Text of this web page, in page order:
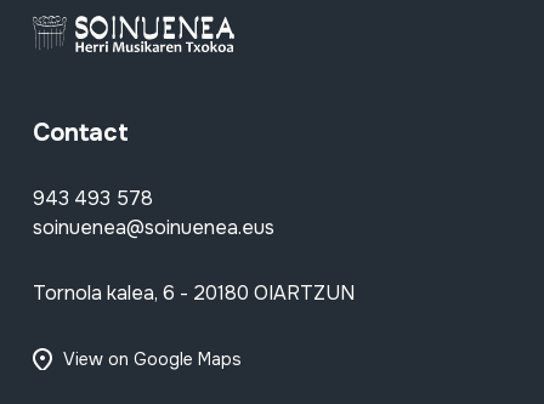
Contact
943 493 578
soinuenea@soinuenea.eus
Tornola kalea, 6 - 20180 OIARTZUN
View on Google Maps